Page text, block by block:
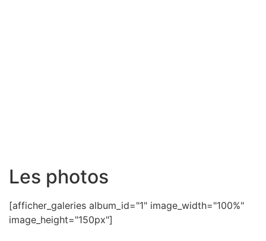
Les photos
[afficher_galeries album_id="1" image_width="100%"
image_height="150px"]